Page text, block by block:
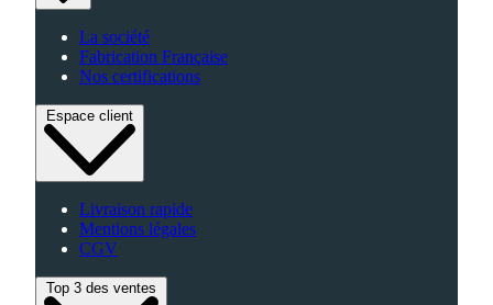
La société
Fabrication Française
Nos certifications
Espace client
Livraison rapide
Mentions légales
CGV
Top 3 des ventes